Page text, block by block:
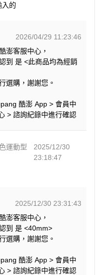
入的
2026/04/29 11:23:46
澎客服中心，
到 是 <此商品均為經銷
選購，謝謝您。
酷澎 App > 會員中
> 諮詢紀錄中進行確認
運動型
2025/12/30
23:18:47
2025/12/30 23:31:43
澎客服中心，
到 是 <40mm>
選購，謝謝您。
酷澎 App > 會員中
> 諮詢紀錄中進行確認